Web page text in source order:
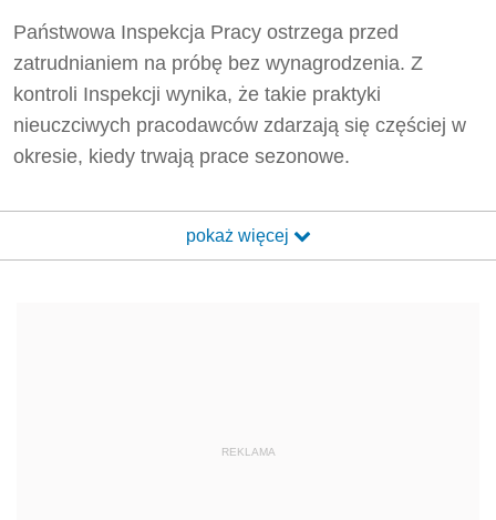
Państwowa Inspekcja Pracy ostrzega przed
zatrudnianiem na próbę bez wynagrodzenia. Z
kontroli Inspekcji wynika, że takie praktyki
nieuczciwych pracodawców zdarzają się częściej w
okresie, kiedy trwają prace sezonowe.
pokaż więcej
REKLAMA